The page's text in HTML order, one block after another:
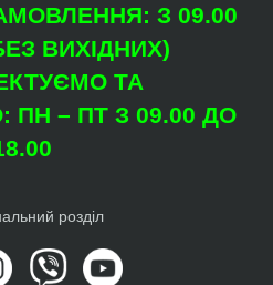
З 09.00
ВИХІДНИХ)
ТА
ПН – ПТ З 09.00 ДО
розділ